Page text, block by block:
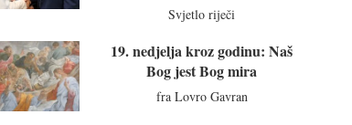
Svjetlo riječi
19. nedjelja kroz godinu: Naš
Bog jest Bog mira
fra Lovro Gavran